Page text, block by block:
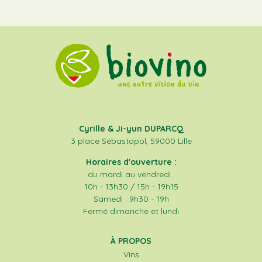
Cyrille & Ji-yun DUPARCQ
3 place Sébastopol, 59000 Lille
Horaires d'ouverture :
du mardi au vendredi :
10h - 13h30 / 15h - 19h15
Samedi : 9h30 - 19h
Fermé dimanche et lundi
À PROPOS
Vins